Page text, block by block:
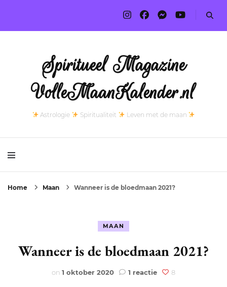
Spiritueel Magazine
VolleMaanKalender.nl
Astrologie Spiritualiteit Leven met de maan
Home Maan Wanneer is de bloedmaan 2021?
MAAN
Wanneer is de bloedmaan 2021?
on 1 oktober 2020 1 reactieop
8